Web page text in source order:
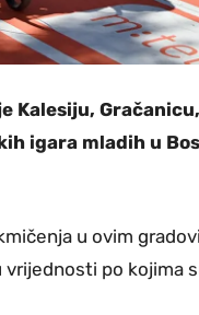
Kalesiju,
igara mladih u
u ovim
po kojima